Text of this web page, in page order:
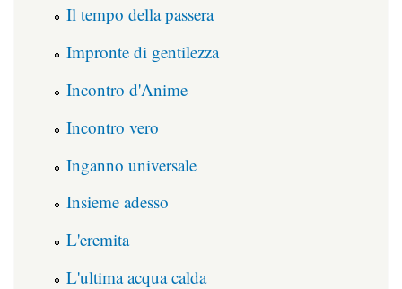
Il tempo della passera
Impronte di gentilezza
Incontro d'Anime
Incontro vero
Inganno universale
Insieme adesso
L'eremita
L'ultima acqua calda